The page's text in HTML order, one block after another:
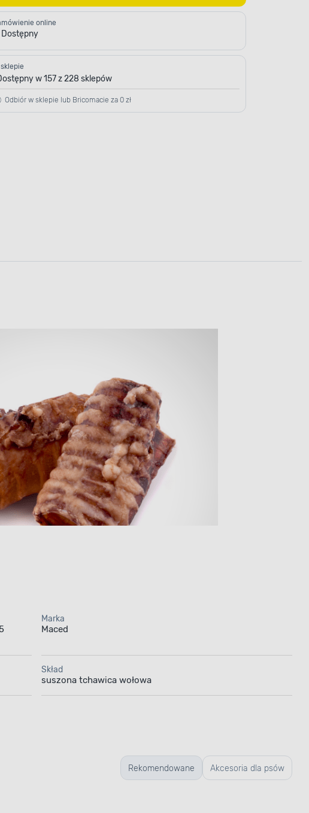
online
Dostępny
sklepie
w 157 z 228 sklepów
Odbiór w sklepie lub Bricomacie za 0 zł
100 g
Marka
Maced
Skład
suszona tchawica wołowa
Rekomendowane Akcesoria dla psów